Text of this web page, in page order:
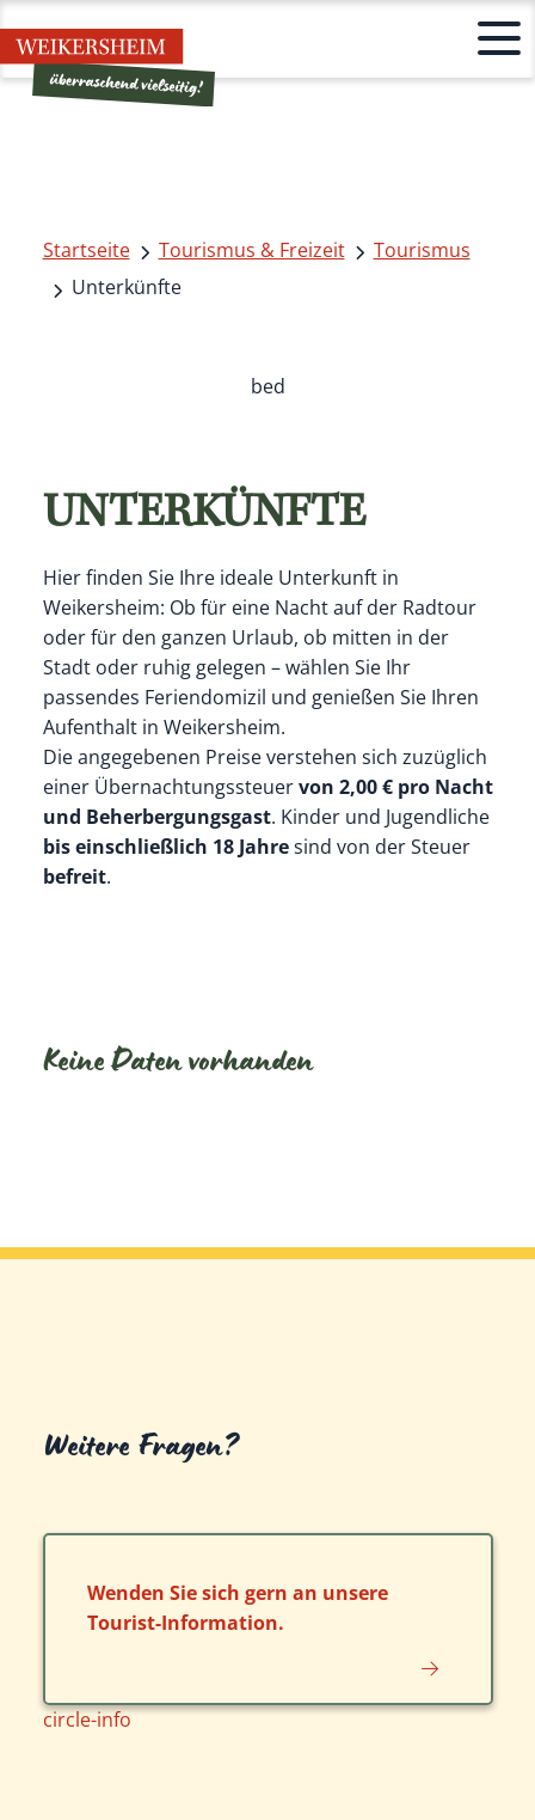
Startseite Tourismus & Freizeit
Tourismus
Unterkünfte
UNTERKÜNFTE
Hier finden Sie Ihre ideale Unterkunft in
Weikersheim: Ob für eine Nacht auf der Radtour
oder für den ganzen Urlaub, ob mitten in der
Stadt oder ruhig gelegen – wählen Sie Ihr
passendes Feriendomizil und genießen Sie Ihren
Aufenthalt in Weikersheim.
Die angegebenen Preise verstehen sich zuzüglich
einer Übernachtungssteuervon 2,00 € pro Nacht
und Beherbergungsgast. Kinder und Jugendliche
bis einschließlich 18 Jahresind von der Steuer
befreit.
bed
Keine Daten vorhanden
Weitere Fragen?
Wenden Sie sich gern an unsere
Tourist-Information.
circle-info